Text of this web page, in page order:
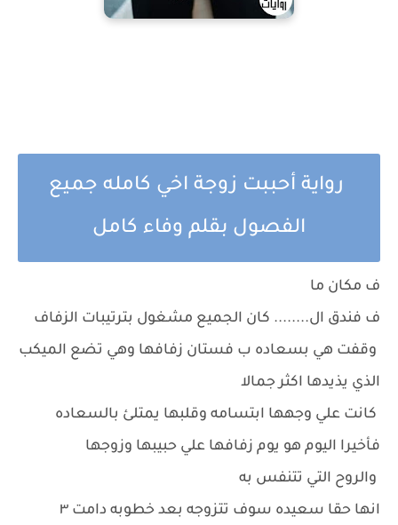
رواية أحببت زوجة اخي كامله جميع
الفصول بقلم وفاء كامل
ف مكان ما
ف فندق ال........ كان الجميع مشغول بترتيبات الزفاف
وقفت هي بسعاده ب فستان زفافها وهي تضع الميكب
الذي يذيدها اكثر جمالا
كانت علي وجهها ابتسامه وقلبها يمتلئ بالسعاده
فأخيرا اليوم هو يوم زفافها علي حبيبها وزوجها
والروح التي تتنفس به
انها حقا سعيده سوف تتزوجه بعد خطوبه دامت ٣